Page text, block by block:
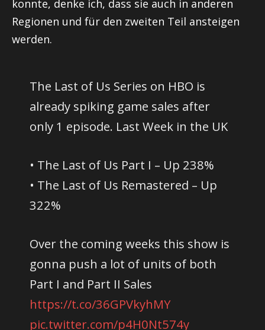
konnte, denke ich, dass sie auch in anderen
Regionen und für den zweiten Teil ansteigen
werden.
The Last of Us Series on HBO is
already spiking game sales after
only 1 episode. Last Week in the UK
• The Last of Us Part I – Up 238%
• The Last of Us Remastered – Up
322%
Over the coming weeks this show is
gonna push a lot of units of both
Part I and Part II Sales
https://t.co/36GPVkyhMY
pic.twitter.com/p4H0Nt574y